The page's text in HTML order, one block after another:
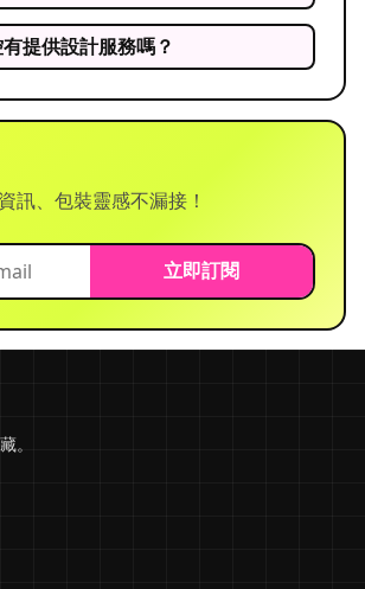
提供設計服務嗎？
訊、包裝靈感不漏接！
立即訂閱
。